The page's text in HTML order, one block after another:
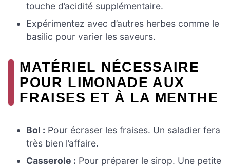
touche d’acidité supplémentaire.
Expérimentez avec d’autres herbes comme le
basilic pour varier les saveurs.
MATÉRIEL NÉCESSAIRE
POUR LIMONADE AUX
FRAISES ET À LA MENTHE
Bol : Pour écraser les fraises. Un saladier fera
très bien l’affaire.
Casserole : Pour préparer le sirop. Une petite